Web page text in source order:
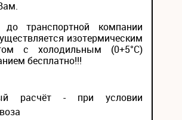
до транспортной компании
изотермическим
с холодильным (0+5°С)
бесплатно!!!
расчёт - при условии